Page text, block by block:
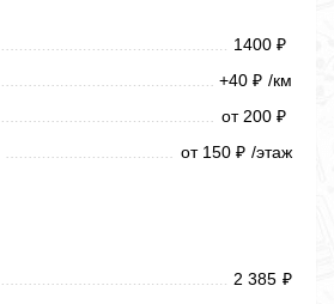
1400 ₽
+40 ₽ /км
от 200 ₽
от 150 ₽ /этаж
2 385 ₽